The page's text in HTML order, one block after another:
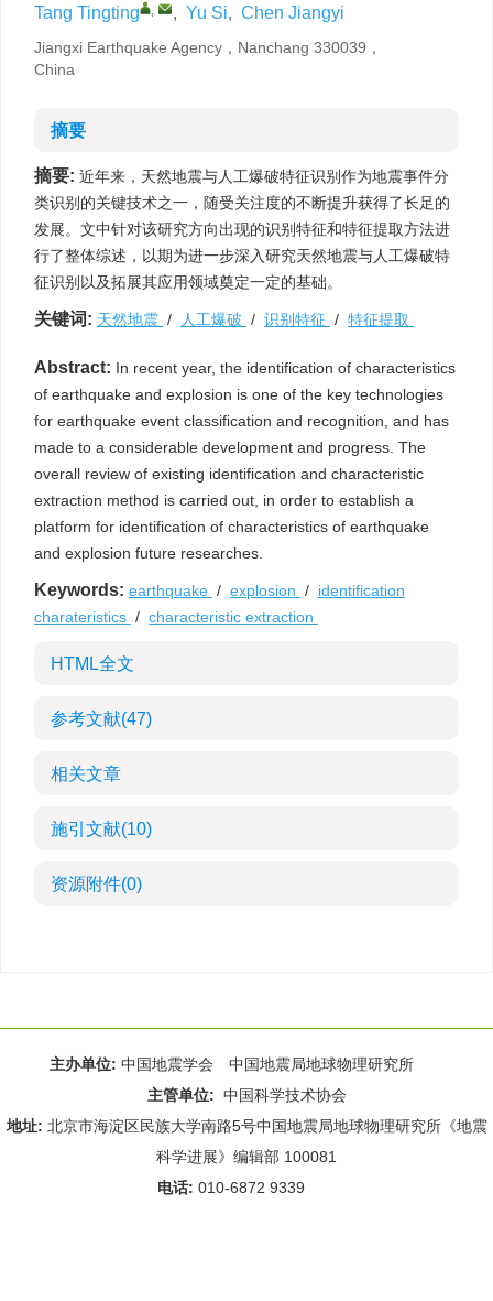
Tang Tingting , , Yu Si, Chen Jiangyi
Jiangxi Earthquake Agency，Nanchang 330039，
China
摘要
摘要: 近年来，天然地震与人工爆破特征识别作为地震事件分
类识别的关键技术之一，随受关注度的不断提升获得了长足的
发展。文中针对该研究方向出现的识别特征和特征提取方法进
行了整体综述，以期为进一步深入研究天然地震与人工爆破特
征识别以及拓展其应用领域奠定一定的基础。
关键词: 天然地震 / 人工爆破 / 识别特征 / 特征提取
Abstract: In recent year, the identification of characteristics
of earthquake and explosion is one of the key technologies
for earthquake event classification and recognition, and has
made to a considerable development and progress. The
overall review of existing identification and characteristic
extraction method is carried out, in order to establish a
platform for identification of characteristics of earthquake
and explosion future researches.
Keywords: earthquake / explosion / identification
charateristics / characteristic extraction
HTML全文
参考文献(47)
相关文章
施引文献(10)
资源附件(0)
主办单位: 中国地震学会 中国地震局地球物理研究所
主管单位: 中国科学技术协会
地址: 北京市海淀区民族大学南路5号中国地震局地球物理研究所《地震
科学进展》编辑部 100081
电话: 010-6872 9339